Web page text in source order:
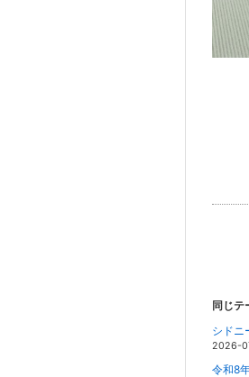
同じテ
シドニ
2026-
令和8